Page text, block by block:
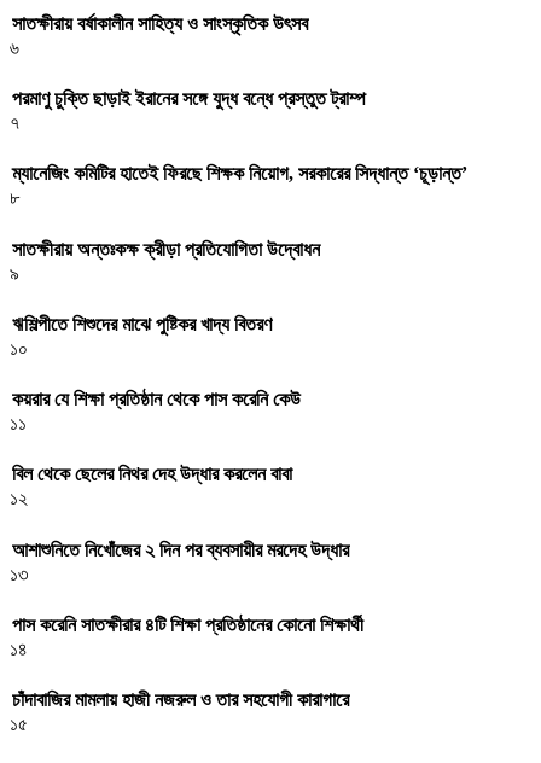
সাতক্ষীরায় বর্ষাকালীন সাহিত্য ও সাংস্কৃতিক উৎসব
৬
পরমাণু চুক্তি ছাড়াই ইরানের সঙ্গে যুদ্ধ বন্ধে প্রস্তুত ট্রাম্প
৭
ম্যানেজিং কমিটির হাতেই ফিরছে শিক্ষক নিয়োগ, সরকারের সিদ্ধান্ত ‘চূড়ান্ত’
৮
সাতক্ষীরায় অন্তঃকক্ষ ক্রীড়া প্রতিযোগিতা উদ্বোধন
৯
ঋশিল্পীতে শিশুদের মাঝে পুষ্টিকর খাদ্য বিতরণ
১০
কয়রার যে শিক্ষা প্রতিষ্ঠান থেকে পাস করেনি কেউ
১১
বিল থেকে ছেলের নিথর দেহ উদ্ধার করলেন বাবা
১২
আশাশুনিতে নিখোঁজের ২ দিন পর ব্যবসায়ীর মরদেহ উদ্ধার
১৩
পাস করেনি সাতক্ষীরার ৪টি শিক্ষা প্রতিষ্ঠানের কোনো শিক্ষার্থী
১৪
চাঁদাবাজির মামলায় হাজী নজরুল ও তার সহযোগী কারাগারে
১৫